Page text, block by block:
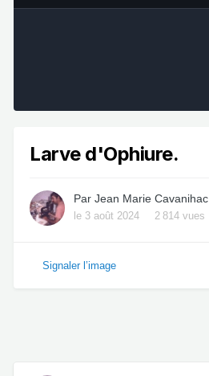
Larve d'Ophiure.
Par Jean Marie Cavanihac
le 3 août 2024 2 814 vues
Signaler l’image